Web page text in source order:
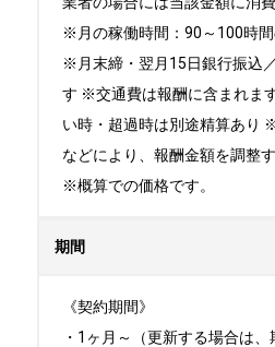
※月の稼働時間：90～100時間
※月末締・翌月15日銀行振込
す ※交通費は報酬に含まれま
い時・超過時は別途精算あり
などにより、報酬金額を調整
※概算での価格です。
期間
《契約期間》
・1ヶ月～（更新する場合は